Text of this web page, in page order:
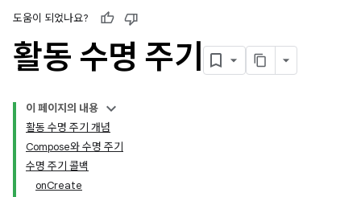
도움이 되었나요?
활동 수명 주기
이 페이지의 내용
활동 수명 주기 개념
Compose와 수명 주기
수명 주기 콜백
onCreate